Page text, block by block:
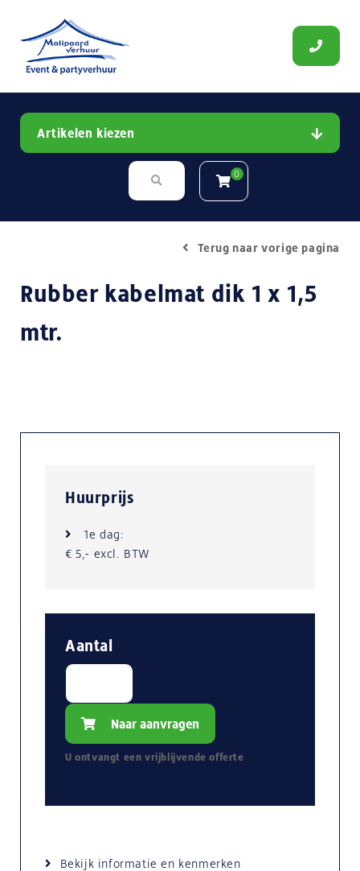
Artikelen kiezen
0
Terug naar vorige pagina
Rubber kabelmat dik 1 x 1,5
mtr.
Huurprijs
1e dag:
€ 5,- excl. BTW
Aantal
Naar aanvragen
U ontvangt een vrijblijvende offerte
Bekijk informatie en kenmerken